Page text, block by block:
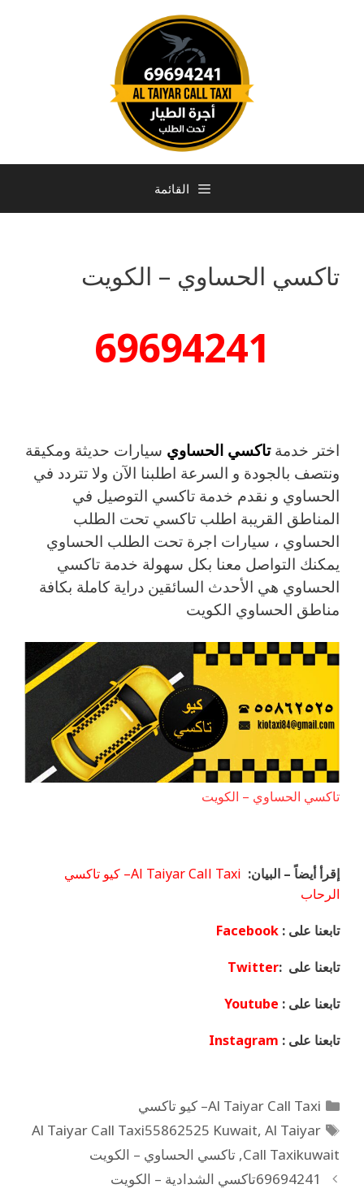
القائمة
تاكسي الحساوي – الكويت
69694241
اختر خدمة تاكسي الحساوي سيارات حديثة ومكيقة
ونتصف بالجودة و السرعة اطلبنا الآن ولا تتردد في
الحساوي و نقدم خدمة تاكسي التوصيل في
المناطق القريبة اطلب تاكسي تحت الطلب
الحساوي ، سيارات اجرة تحت الطلب الحساوي
يمكنك التواصل معنا بكل سهولة خدمة تاكسي
الحساوي هي الأحدث السائقين دراية كاملة بكافة
مناطق الحساوي الكويت
تاكسي الحساوي – الكويت
إقرأ أيضاً – البيان:
Al Taiyar Call Taxi– كيو تاكسي
الرحاب
تابعنا على : Facebook
تابعنا على :Twitter
تابعنا على : Youtube
تابعنا على : Instagram
Al Taiyar Call Taxi– كيو تاكسي
Al Taiyar Call Taxi55862525 Kuwait, Al Taiyar
Call Taxikuwait
, تاكسي الحساوي – الكويت
69694241تاكسي الشدادية – الكويت